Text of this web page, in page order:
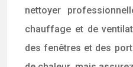
nettoyer
chauffage et de
des fenêtres et des